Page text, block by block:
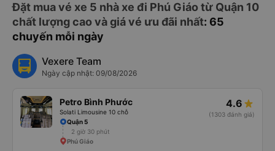
Đặt mua vé xe 5 nhà xe đi Phú Giáo từ Quận 10
chất lượng cao và giá vé ưu đãi nhất: 65
chuyến mỗi ngày
Vexere Team
Ngày cập nhật: 09/08/2026
Petro Bình Phước
Solati Limousine 10 chỗ
4.6
(1303 đánh giá)
Quận 5
2 giờ 30 phút
Phú Giáo